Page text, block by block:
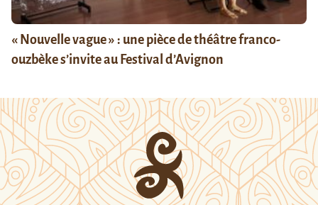
« Nouvelle vague » : une pièce de théâtre franco-
ouzbèke s’invite au Festival d’Avignon